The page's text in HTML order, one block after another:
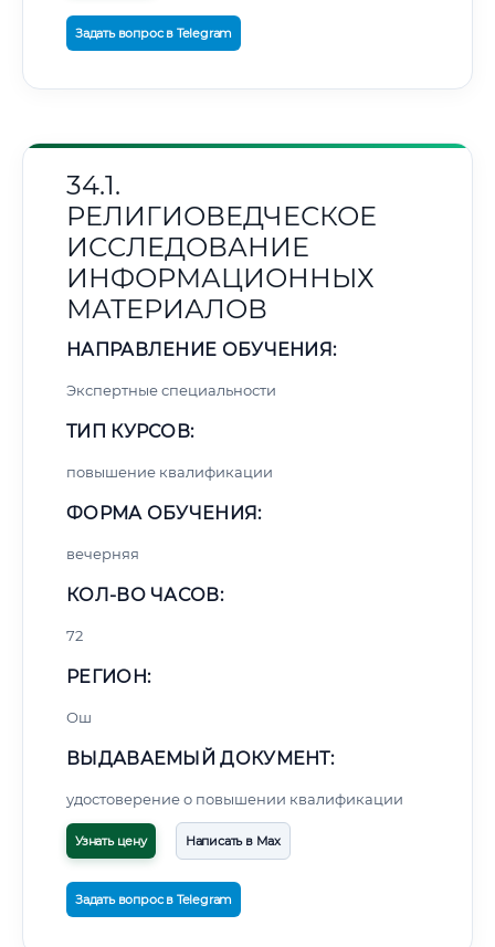
Задать вопрос в Telegram
34.1.
РЕЛИГИОВЕДЧЕСКОЕ
ИССЛЕДОВАНИЕ
ИНФОРМАЦИОННЫХ
МАТЕРИАЛОВ
НАПРАВЛЕНИЕ ОБУЧЕНИЯ:
Экспертные специальности
ТИП КУРСОВ:
повышение квалификации
ФОРМА ОБУЧЕНИЯ:
вечерняя
КОЛ-ВО ЧАСОВ:
72
РЕГИОН:
Ош
ВЫДАВАЕМЫЙ ДОКУМЕНТ:
удостоверение о повышении квалификации
Узнать цену Написать в Max
Задать вопрос в Telegram